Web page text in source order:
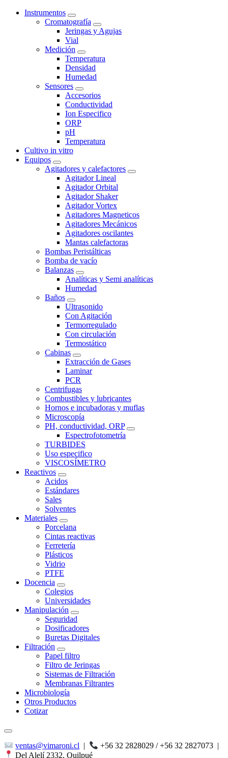
Instrumentos
Cromatografía
Jeringas y Agujas
Vial
Medición
Temperatura
Densidad
Humedad
Sensores
Accesorios
Conductividad
Ion Especifico
ORP
pH
Temperatura
Cultivo in vitro
Equipos
Agitadores y calefactores
Agitador Lineal
Agitador Orbital
Agitador Shaker
Agitador Vortex
Agitadores Magneticos
Agitadores Mecánicos
Agitadores oscilantes
Mantas calefactoras
Bombas Peristálticas
Bomba de vacío
Balanzas
Analíticas y Semi analíticas
Humedad
Baños
Ultrasonido
Con Agitación
Termorregulado
Con circulación
Termostático
Cabinas
Extracción de Gases
Laminar
PCR
Centrifugas
Combustibles y lubricantes
Hornos e incubadoras y muflas
Microscopía
PH, conductividad, ORP
Espectrofotometría
TURBIDES
Uso especifico
VISCOSÍMETRO
Reactivos
Acidos
Estándares
Sales
Solventes
Materiales
Porcelana
Cintas reactivas
Ferretería
Plásticos
Vidrio
PTFE
Docencia
Colegios
Universidades
Manipulación
Seguridad
Dosificadores
Buretas Digitales
Filtración
Papel filtro
Filtro de Jeringas
Sistemas de Filtración
Membranas Filtrantes
Microbiología
Otros Productos
Cotizar
ventas@vimaroni.cl | +56 32 2828029 / +56 32 2827073 |
Del Alelí 2332, Quilpué